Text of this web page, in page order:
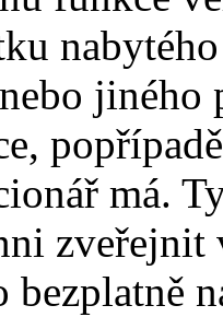
jiného
má.
zveřejnit
bezplatně